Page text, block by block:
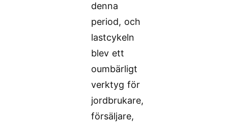
denna
period, och
lastcykeln
blev ett
oumbärligt
verktyg för
jordbrukare,
försäljare,